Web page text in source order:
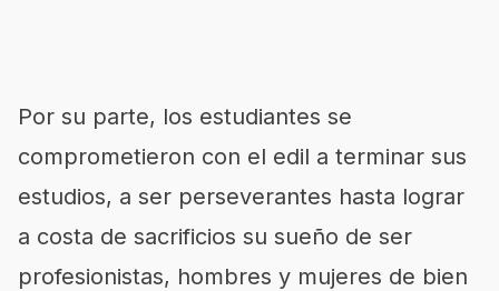
Por su parte, los estudiantes se
comprometieron con el edil a terminar sus
estudios, a ser perseverantes hasta lograr
a costa de sacrificios su sueño de ser
profesionistas, hombres y mujeres de bien